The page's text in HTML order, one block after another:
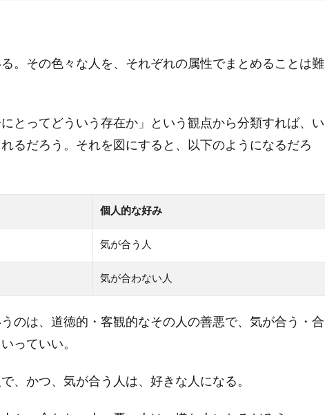
。その色々な人を、それぞれの属性でまとめることは難
とってどういう存在か」という観点から分類すれば、い
るだろう。それを図にすると、以下のようになるだろ
個人的な好み
気が合う人
気が合わない人
のは、道徳的・客観的なその人の善悪で、気が合う・合
っていい。
、かつ、気が合う人は、好きな人になる。